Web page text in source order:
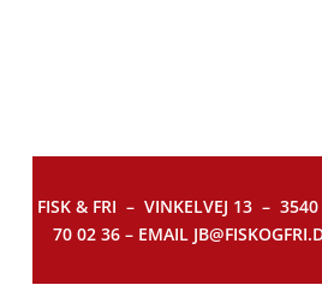
FISK & FRI – VINKELVEJ 13 –
70 02 36 – EMAIL